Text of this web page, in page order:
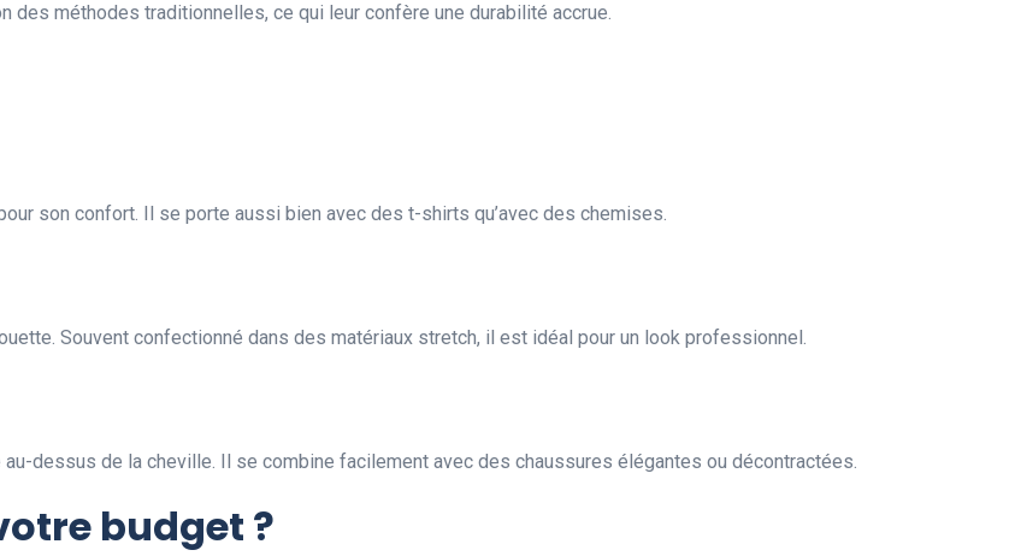
méthodes traditionnelles, ce qui leur confère une durabilité accrue.
son confort. Il se porte aussi bien avec des t-shirts qu’avec des chemises.
Souvent confectionné dans des matériaux stretch, il est idéal pour un look professionnel.
au-dessus de la cheville. Il se combine facilement avec des chaussures élégantes ou décontractées.
budget ?